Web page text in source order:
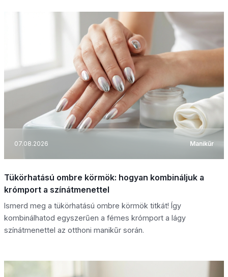
07.08.2026 Manikűr
Tükörhatású ombre körmök: hogyan kombináljuk a
krómport a színátmenettel
Ismerd meg a tükörhatású ombre körmök titkát! Így
kombinálhatod egyszerűen a fémes krómport a lágy
színátmenettel az otthoni manikűr során.